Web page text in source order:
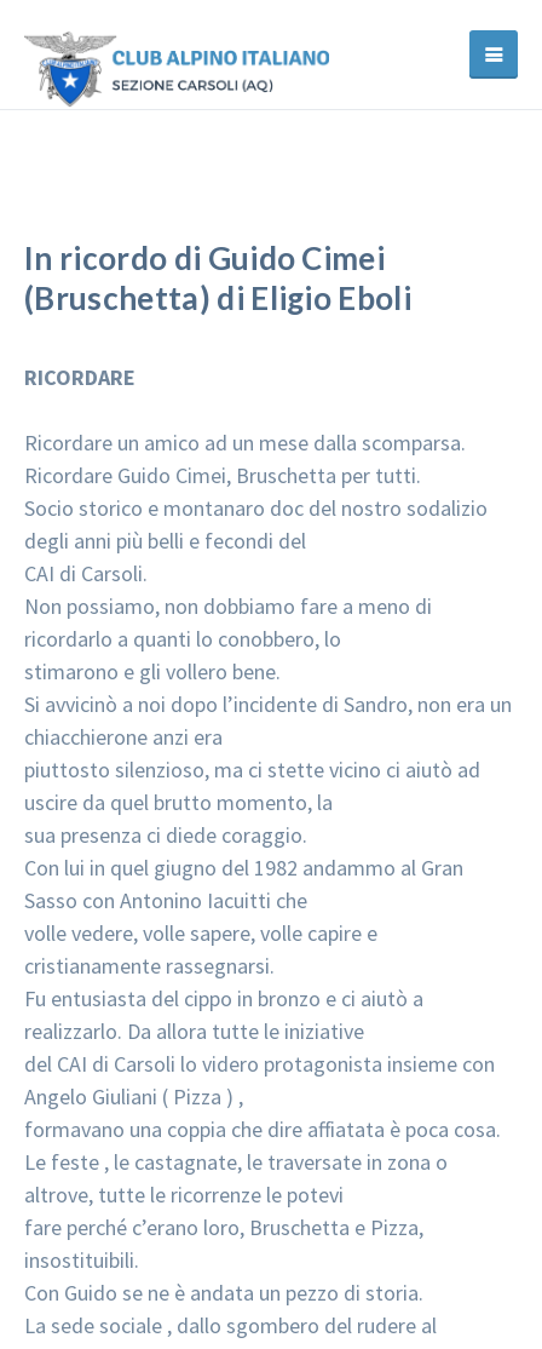
In ricordo di Guido Cimei
(Bruschetta) di Eligio Eboli
RICORDARE
Ricordare un amico ad un mese dalla scomparsa.
Ricordare Guido Cimei, Bruschetta per tutti.
Socio storico e montanaro doc del nostro sodalizio
degli anni più belli e fecondi del
CAI di Carsoli.
Non possiamo, non dobbiamo fare a meno di
ricordarlo a quanti lo conobbero, lo
stimarono e gli vollero bene.
Si avvicinò a noi dopo l’incidente di Sandro, non era un
chiacchierone anzi era
piuttosto silenzioso, ma ci stette vicino ci aiutò ad
uscire da quel brutto momento, la
sua presenza ci diede coraggio.
Con lui in quel giugno del 1982 andammo al Gran
Sasso con Antonino Iacuitti che
volle vedere, volle sapere, volle capire e
cristianamente rassegnarsi.
Fu entusiasta del cippo in bronzo e ci aiutò a
realizzarlo. Da allora tutte le iniziative
del CAI di Carsoli lo videro protagonista insieme con
Angelo Giuliani ( Pizza ) ,
formavano una coppia che dire affiatata è poca cosa.
Le feste , le castagnate, le traversate in zona o
altrove, tutte le ricorrenze le potevi
fare perché c’erano loro, Bruschetta e Pizza,
insostituibili.
Con Guido se ne è andata un pezzo di storia.
La sede sociale , dallo sgombero del rudere al